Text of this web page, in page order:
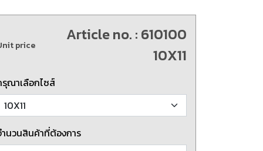
สินค้าลดราคาพิเศษ
tools)
างไฟฟ้า
price
Article no. : 610100
10X11
ณาเลือกไซส์
นวนสินค้าที่ต้องการ